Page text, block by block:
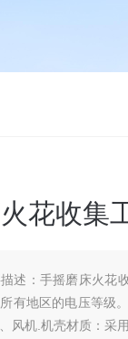
花收集
述：手摇磨床火花
有地区的电压等级
风机.机壳材质：采